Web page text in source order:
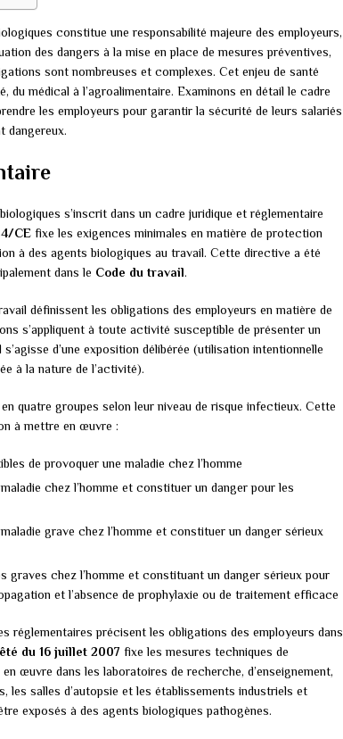
constitue une responsabilité majeure des employeurs,
des dangers à la mise en place de mesures préventives,
sont nombreuses et complexes. Cet enjeu de santé
du médical à l’agroalimentaire. Examinons en détail le cadre
les employeurs pour garantir la sécurité de leurs salariés
dangereux.
s’inscrit dans un cadre juridique et réglementaire
CE fixe les exigences minimales en matière de protection
à des agents biologiques au travail. Cette directive a été
dans le Code du travail.
définissent les obligations des employeurs en matière de
s’appliquent à toute activité susceptible de présenter un
d’une exposition délibérée (utilisation intentionnelle
à la nature de l’activité).
quatre groupes selon leur niveau de risque infectieux. Cette
à mettre en œuvre :
de provoquer une maladie chez l’homme
chez l’homme et constituer un danger pour les
grave chez l’homme et constituer un danger sérieux
graves chez l’homme et constituant un danger sérieux pour
et l’absence de prophylaxie ou de traitement efficace
réglementaires précisent les obligations des employeurs dans
du 16 juillet 2007 fixe les mesures techniques de
œuvre dans les laboratoires de recherche, d’enseignement,
les salles d’autopsie et les établissements industriels et
exposés à des agents biologiques pathogènes.